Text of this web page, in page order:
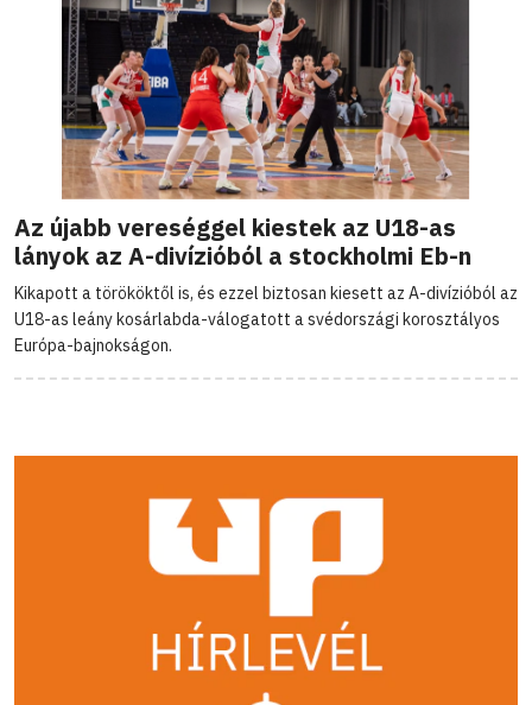
Az újabb vereséggel kiestek az U18-as
lányok az A-divízióból a stockholmi Eb-n
Kikapott a törököktől is, és ezzel biztosan kiesett az A-divízióból az
U18-as leány kosárlabda-válogatott a svédországi korosztályos
Európa-bajnokságon.